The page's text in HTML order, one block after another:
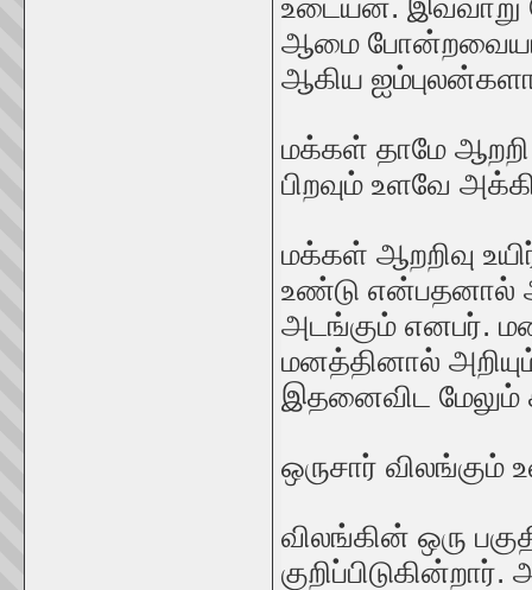
உடையன. இவ்வாறு
ஆமை
ஆகிய
மக்கள் தாமே ஆறறி
பிறவும் உளவே
மக்கள் ஆறறிவு
உண்டு என்பதனால்
அடங்கும் எனபர்.
மனத்தினால்
இதனைவிட மேலும்
ஒருசார்
விலங்கின் ஒரு